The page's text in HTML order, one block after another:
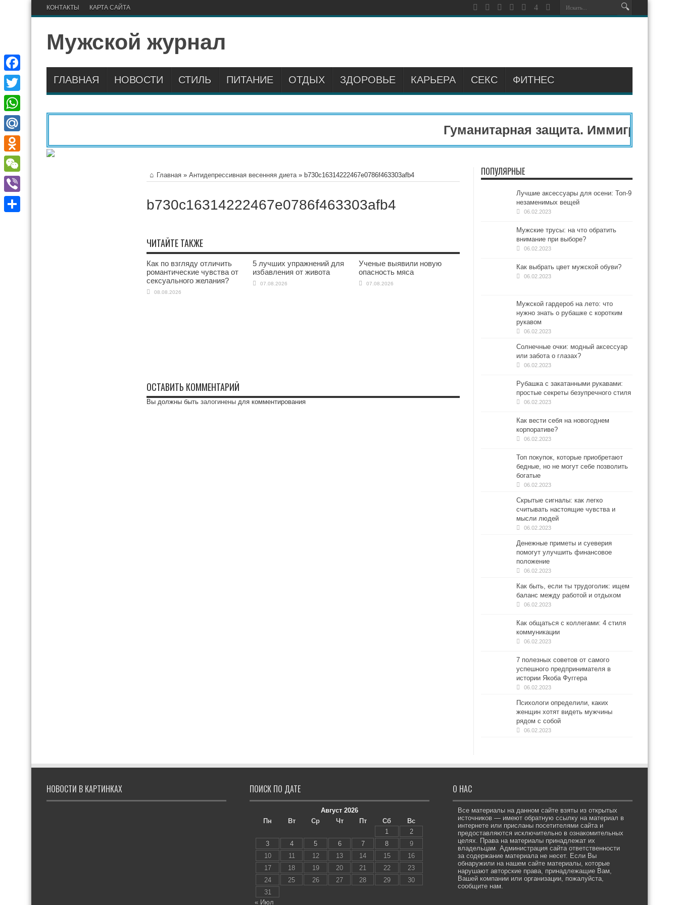
КОНТАКТЫ КАРТА САЙТА
Мужской журнал
ГЛАВНАЯ НОВОСТИ СТИЛЬ ПИТАНИЕ ОТДЫХ ЗДОРОВЬЕ КАРЬЕРА СЕКС ФИТНЕС
Гуманитарная защита.
Главная » Антидепрессивная весенняя диета» b730c16314222467e0786f463303afb4
b730c16314222467e0786f463303afb4
ЧИТАЙТЕ ТАКЖЕ
Как по взгляду отличить
романтические чувства от
сексуального желания?
08.08.2026
5 лучших упражнений для
избавления от живота
07.08.2026
Ученые выявили новую
опасность мяса
07.08.2026
ОСТАВИТЬ КОММЕНТАРИЙ
Вы должны быть залогинены для комментирования
ПОПУЛЯРНЫЕ
Лучшие аксессуары для осени: Топ-9
незаменимых вещей
06.02.2023
Мужские трусы: на что обратить
внимание при выборе?
06.02.2023
Как выбрать цвет мужской обуви?
06.02.2023
Мужской гардероб на лето: что
нужно знать о рубашке с коротким
рукавом
06.02.2023
Солнечные очки: модный аксессуар
или забота о глазах?
06.02.2023
Рубашка с закатанными рукавами:
простые секреты безупречного стиля
06.02.2023
Как вести себя на новогоднем
корпоративе?
06.02.2023
Топ покупок, которые приобретают
бедные, но не могут себе позволить
богатые
06.02.2023
Скрытые сигналы: как легко
считывать настоящие чувства и
мысли людей
06.02.2023
Денежные приметы и суеверия
помогут улучшить финансовое
положение
06.02.2023
Как быть, если ты трудоголик: ищем
баланс между работой и отдыхом
06.02.2023
Как общаться с коллегами: 4 стиля
коммуникации
06.02.2023
7 полезных советов от самого
успешного предпринимателя в
истории Якоба Фуггера
06.02.2023
Психологи определили, каких
женщин хотят видеть мужчины
рядом с собой
06.02.2023
НОВОСТИ В КАРТИНКАХ ПОИСК ПО ДАТЕ
Август 2026
Пн
Вт Ср Чт Пт Сб
Вс
1
2
3
4 5 6 7 8
9
10
11 12 13 14 15
16
17
18 19 20 21 22
23
24
25 26 27 28 29
30
31
« Июл
О НАС
Все материалы на данном сайте взяты из открытых
источников — имеют обратную ссылку на материал в
интернете или присланы посетителями сайта и
предоставляются исключительно в ознакомительных
целях. Права на материалы принадлежат их
владельцам. Администрация сайта ответственности
за содержание материала не несет. Если Вы
обнаружили на нашем сайте материалы, которые
нарушают авторские права, принадлежащие Вам,
Вашей компании или организации, пожалуйста,
сообщите нам.
Facebook
Twitter
WhatsApp
Mail.Ru
Odnoklassniki
WeChat
Viber